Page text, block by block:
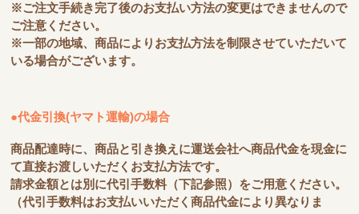
※ご注文手続き完了後のお支払い方法の変更はできませんので
ご注意ください。
※一部の地域、商品によりお支払方法を制限させていただいて
いる場合がございます。
●代金引換(ヤマト運輸)の場合
商品配達時に、商品と引き換えに運送会社へ商品代金を現金に
て直接お渡しいただくお支払方法です。
請求金額とは別に代引手数料（下記参照）をご用意ください。
（代引手数料はお支払いいただく商品代金により異なりま